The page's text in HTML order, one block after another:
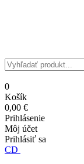
0
Košík
0,00 €
Prihlásenie
Môj účet
Prihlásiť sa
CD